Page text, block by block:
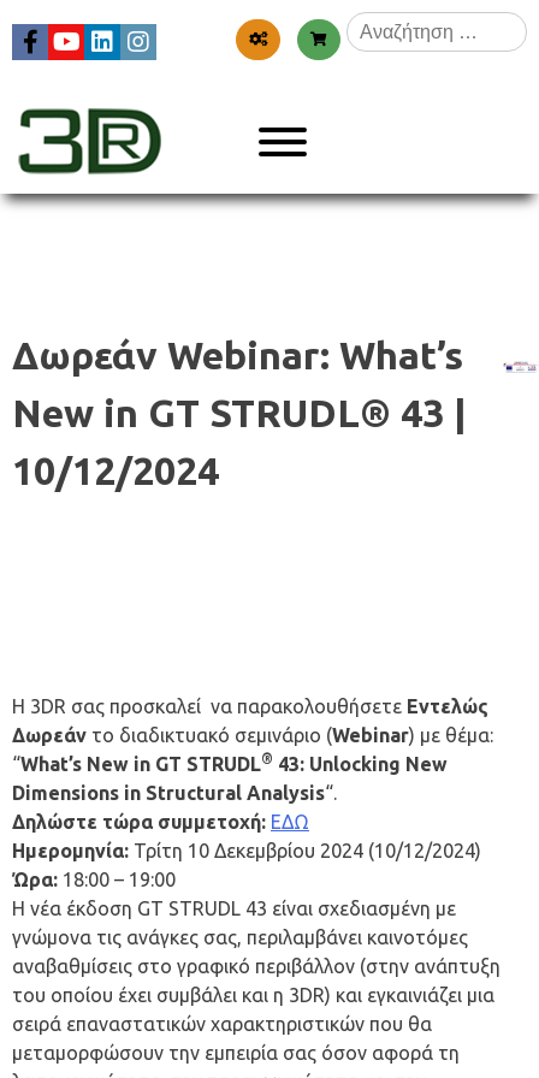
Αναζήτηση
για:
3dr
Δωρεάν Webinar: What’s
New in GT STRUDL® 43 |
10/12/2024
Η 3DR σας προσκαλεί να παρακολουθήσετε Εντελώς
Δωρεάν το διαδικτυακό σεμινάριο (Webinar) με θέμα:
“What’s New in GT STRUDL® 43: Unlocking New
Dimensions in Structural Analysis“.
Δηλώστε τώρα συμμετοχή: ΕΔΩ
Ημερομηνία: Τρίτη 10 Δεκεμβρίου 2024 (10/12/2024)
Ώρα: 18:00 – 19:00
Η νέα έκδοση GT STRUDL 43 είναι σχεδιασμένη με
γνώμονα τις ανάγκες σας, περιλαμβάνει καινοτόμες
αναβαθμίσεις στο γραφικό περιβάλλον (στην ανάπτυξη
του οποίου έχει συμβάλει και η 3DR) και εγκαινιάζει μια
σειρά επαναστατικών χαρακτηριστικών που θα
μεταμορφώσουν την εμπειρία σας όσον αφορά τη